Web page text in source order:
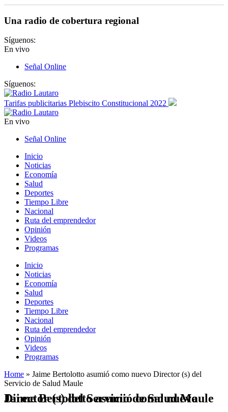
Una radio de cobertura regional
Síguenos:
En vivo
Señal Online
Síguenos:
Tarifas publicitarias Plebiscito Constitucional 2022
En vivo
Señal Online
Inicio
Noticias
Economía
Salud
Deportes
Tiempo Libre
Nacional
Ruta del emprendedor
Opinión
Videos
Programas
Inicio
Noticias
Economía
Salud
Deportes
Tiempo Libre
Nacional
Ruta del emprendedor
Opinión
Videos
Programas
Home » Jaime Bertolotto asumió como nuevo Director (s) del
Servicio de Salud Maule
Jaime Bertolotto asumió como nuevo Director (s) del Servicio de Salud Maule